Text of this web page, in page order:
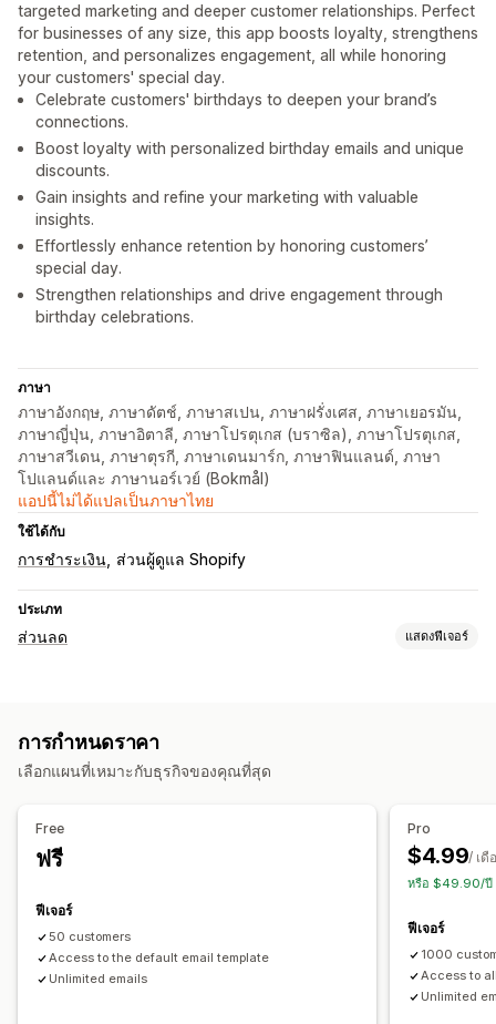
targeted marketing and deeper customer relationships. Perfect
for businesses of any size, this app boosts loyalty, strengthens
retention, and personalizes engagement, all while honoring
your customers' special day.
Celebrate customers' birthdays to deepen your brand’s
connections.
Boost loyalty with personalized birthday emails and unique
discounts.
Gain insights and refine your marketing with valuable
insights.
Effortlessly enhance retention by honoring customers’
special day.
Strengthen relationships and drive engagement through
birthday celebrations.
ภาษา
ภาษาอังกฤษ, ภาษาดัตช์, ภาษาสเปน, ภาษาฝรั่งเศส, ภาษาเยอรมัน,
ภาษาญี่ปุ่น, ภาษาอิตาลี, ภาษาโปรตุเกส (บราซิล), ภาษาโปรตุเกส,
ภาษาสวีเดน, ภาษาตุรกี, ภาษาเดนมาร์ก, ภาษาฟินแลนด์, ภาษา
โปแลนด์และ ภาษานอร์เวย์ (Bokmål)
แอปนี้ไม่ได้แปลเป็นภาษาไทย
ใช้ได้กับ
การชำระเงิน ส่วนผู้ดูแล Shopify
ประเภท
ส่วนลด แสดงฟีเจอร์
เปอร์เซ็นต์ส่วนลด ของขวัญ
การกำหนดราคา
เลือกแผนที่เหมาะกับธุรกิจของคุณที่สุด
Free
ฟรี
ฟีเจอร์
50 customers
Access to the default email template
Unlimited emails
Pro
$4.99/ เดื
หรือ $49.90/ปี
ฟีเจอร์
1000
Access to
Unlimited